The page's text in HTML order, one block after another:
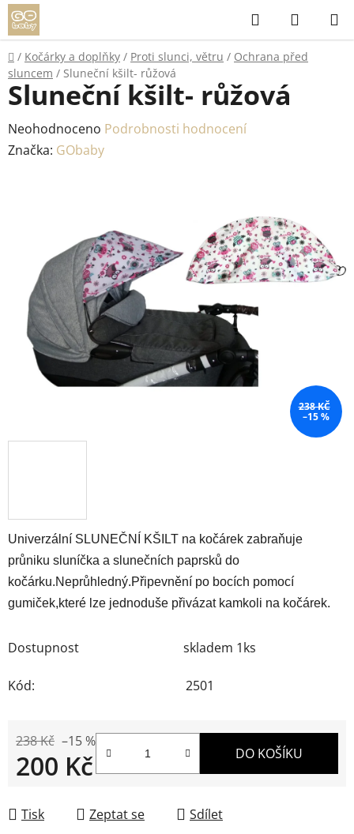
Přejít
na
obsah
Hledat
KOŠÍK
Domů
/ Kočárky a doplňky / Proti slunci, větru / Ochrana před
sluncem / Sluneční kšilt- růžová
Univerzální SLUNEČNÍ KŠILT na kočárek zabraňuje
průniku sluníčka a slunečních paprsků do
kočárku.Neprůhledný.Připevnění po bocích pomocí
gumiček,které lze jednoduše přivázat kamkoli na kočárek.
Dostupnost skladem 1ks
Kód: 2501
238 Kč –15 %
200 Kč DO KOŠÍKU
Tisk Zeptat se Sdílet
Sluneční kšilt- růžová
Průměrné
hodnocení
hvězdiček.
Neohodnoceno Podrobnosti hodnocení
Značka: GObaby
238 KČ
–15 %